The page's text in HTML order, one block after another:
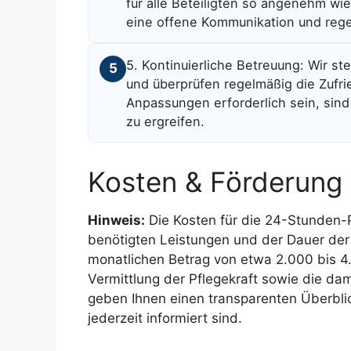
eine offene Kommunikation und
5
5. Kontinuierliche Betreuung: Wir
und überprüfen regelmäßig die
Anpassungen erforderlich sein,
zu ergreifen.
Kosten & Förderung
Hinweis: Die Kosten für die 24-
benötigten Leistungen und der Dauer
monatlichen Betrag von etwa 2.000 bis
Vermittlung der Pflegekraft sowie die
geben Ihnen einen transparenten
jederzeit informiert sind.